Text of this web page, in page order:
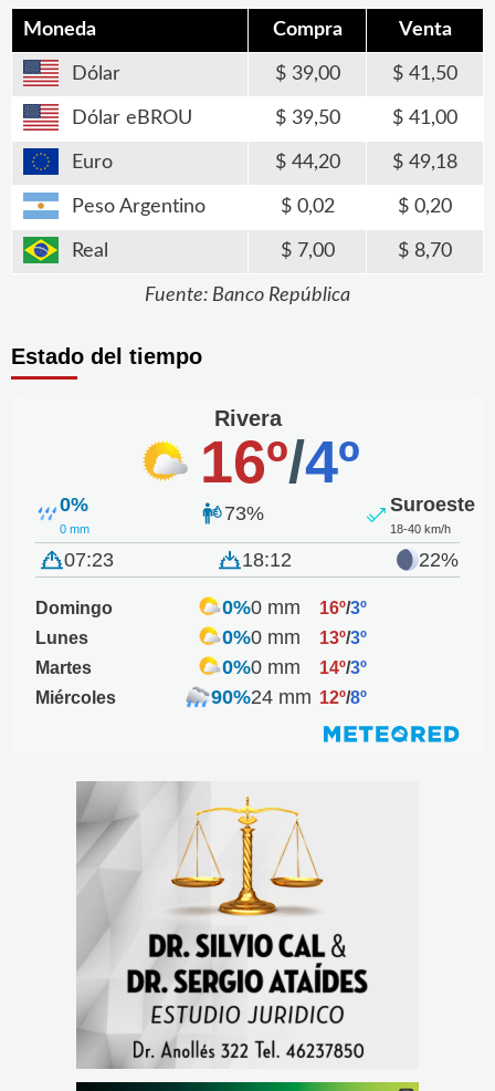
Moneda Compra Venta
Dólar 39,00 41,50
Dólar eBROU 39,50 41,00
Euro 44,20 49,18
Peso Argentino 0,02 0,20
Real 7,00 8,70
Fuente: Banco República
Estado del tiempo
Rivera
16º/4º
0%
0 mm
73% Suroeste
18-40 km/h
07:23 18:12 22%
Domingo 0%0 mm 16º/3º
Lunes
0%0 mm 13º/3º
Martes
0%0 mm 14º/3º
Miércoles
90%24 mm 12º/8º